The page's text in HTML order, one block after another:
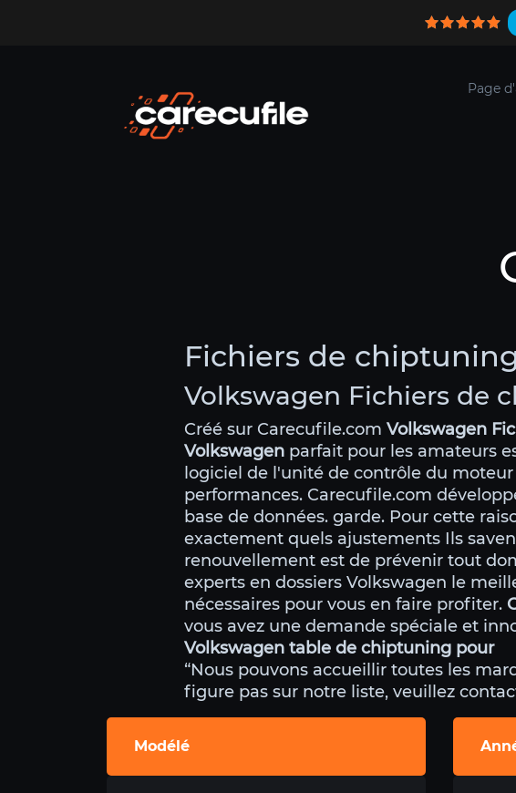
Page
Fichiers de
Volkswagen Fichiers de
Créé sur Carecufile.com Volkswagen
Volkswagen parfait pour les amateurs
logiciel de l'unité de contrôle du moteur
performances. Carecufile.com
base de données. garde. Pour cette
exactement quels ajustements Ils
renouvellement est de prévenir tout
experts en dossiers Volkswagen le
nécessaires pour vous en faire profiter.
vous avez une demande spéciale et
Volkswagen table de chiptuning pour
“Nous pouvons accueillir toutes les
figure pas sur notre liste, veuillez
Modélé